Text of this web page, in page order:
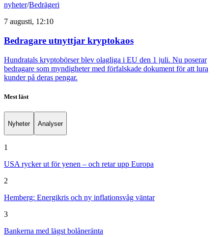
nyheter/Bedrägeri
7 augusti, 12:10
Bedragare utnyttjar kryptokaos
Hundratals kryptobörser blev olagliga i EU den 1 juli. Nu poserar
bedragare som myndigheter med förfalskade dokument för att lura
kunder på deras pengar.
Mest läst
Nyheter Analyser
1
USA rycker ut för yenen – och retar upp Europa
2
Hemberg: Energikris och ny inflationsvåg väntar
3
Bankerna med lägst bolåneränta